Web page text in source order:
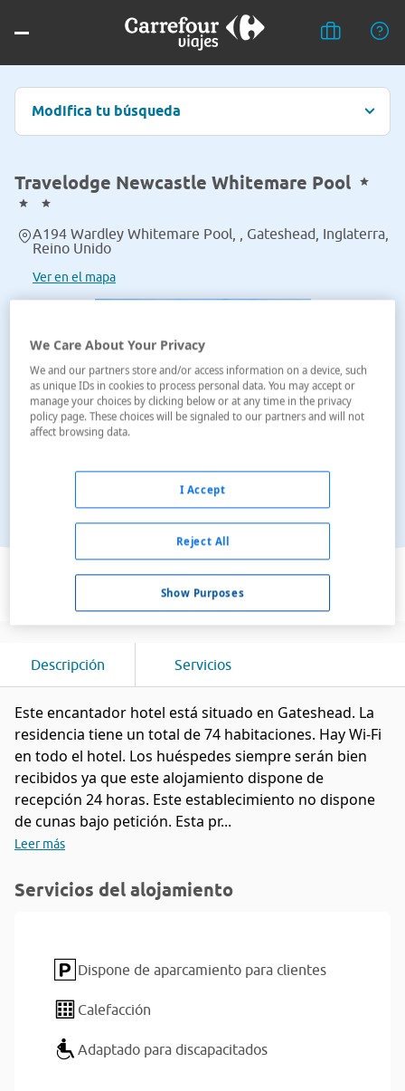
Modifica tu búsqueda
Travelodge Newcastle Whitemare Pool
A194 Wardley Whitemare Pool, , Gateshead, Inglaterra,
Reino Unido
Ver en el mapa
Ver en el mapa
Descripción Servicios
Este encantador hotel está situado en Gateshead. La
residencia tiene un total de 74 habitaciones. Hay Wi-Fi
en todo el hotel. Los huéspedes siempre serán bien
recibidos ya que este alojamiento dispone de
recepción 24 horas. Este establecimiento no dispone
de cunas bajo petición. Esta pr...
Leer más
Servicios del alojamiento
Dispone de aparcamiento para clientes
Calefacción
Adaptado para discapacitados
We Care About Your Privacy
We and our partners store and/or access information on a device, such
as unique IDs in cookies to process personal data. You may accept or
manage your choices by clicking below or at any time in the privacy
policy page. These choices will be signaled to our partners and will not
affect browsing data.
Show Purposes
Reject All
I Accept